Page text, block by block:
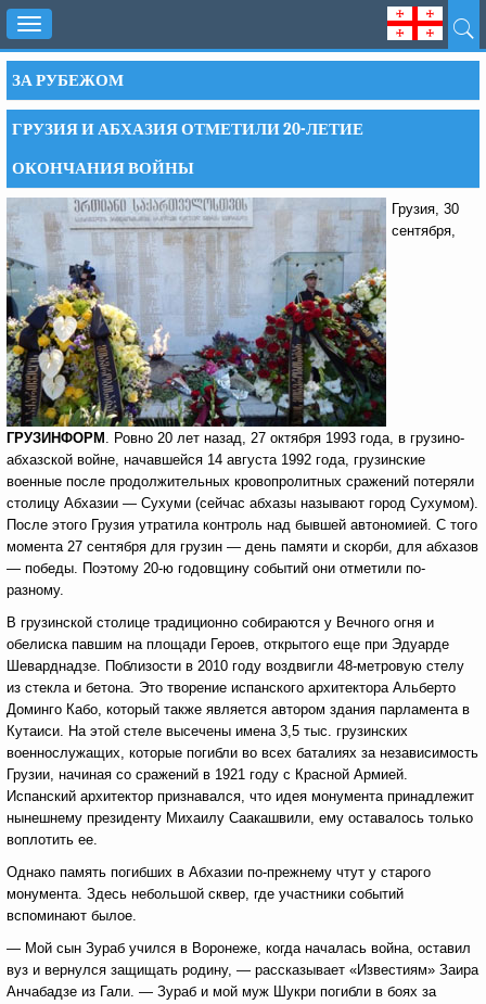
Toggle
navigation
ЗА РУБЕЖОМ
ГРУЗИЯ И АБХАЗИЯ ОТМЕТИЛИ 20-ЛЕТИЕ
ОКОНЧАНИЯ ВОЙНЫ
Грузия, 30
сентября,
ГРУЗИНФОРМ . Ровно 20 лет назад, 27 октября 1993 года, в грузино-
абхазской войне, начавшейся 14 августа 1992 года, грузинские
военные после продолжительных кровопролитных сражений потеряли
столицу Абхазии — Сухуми (сейчас абхазы называют город Сухумом).
После этого Грузия утратила контроль над бывшей автономией. С того
момента 27 сентября для грузин — день памяти и скорби, для абхазов
— победы. Поэтому 20-ю годовщину событий они отметили по-
разному.
В грузинской столице традиционно собираются у Вечного огня и
обелиска павшим на площади Героев, открытого еще при Эдуарде
Шеварднадзе. Поблизости в 2010 году воздвигли 48-метровую стелу
из стекла и бетона. Это творение испанского архитектора Альберто
Доминго Кабо, который также является автором здания парламента в
Кутаиси. На этой стеле высечены имена 3,5 тыс. грузинских
военнослужащих, которые погибли во всех баталиях за независимость
Грузии, начиная со сражений в 1921 году с Красной Армией.
Испанский архитектор признавался, что идея монумента принадлежит
нынешнему президенту Михаилу Саакашвили, ему оставалось только
воплотить ее.
Однако память погибших в Абхазии по-прежнему чтут у старого
монумента. Здесь небольшой сквер, где участники событий
вспоминают былое.
— Мой сын Зураб учился в Воронеже, когда началась война, оставил
вуз и вернулся защищать родину, — рассказывает «Известиям» Заира
Анчабадзе из Гали. — Зураб и мой муж Шукри погибли в боях за